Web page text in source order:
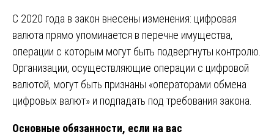
С 2020 года в закон внесены изменения: цифровая
валюта прямо упоминается в перечне имущества,
операции с которым могут быть подвергнуты контролю.
Организации, осуществляющие операции с цифровой
валютой, могут быть признаны «операторами обмена
цифровых валют» и подпадать под требования закона.
Основные обязанности, если на вас